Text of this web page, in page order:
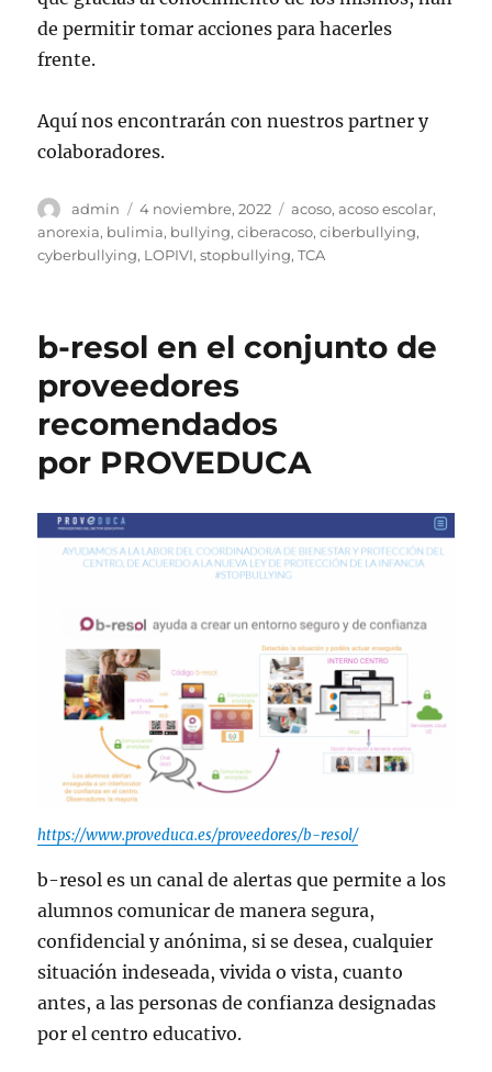
de permitir tomar acciones para hacerles
frente.
Aquí nos encontrarán con nuestros partner y
colaboradores.
Autor
admin
Publicado
el
4 noviembre, 2022 Etiquetas
acoso,acoso escolar,
anorexia, bulimia, bullying,ciberacoso,ciberbullying,
cyberbullying, LOPIVI,stopbullying,TCA
b-resol en el conjunto de
proveedores
recomendados
por PROVEDUCA
https://www.proveduca.es/proveedores/b-resol/
b-resol es un canal de alertas que permite a los
alumnos comunicar de manera segura,
confidencial y anónima, si se desea, cualquier
situación indeseada, vivida o vista, cuanto
antes, a las personas de confianza designadas
por el centro educativo.